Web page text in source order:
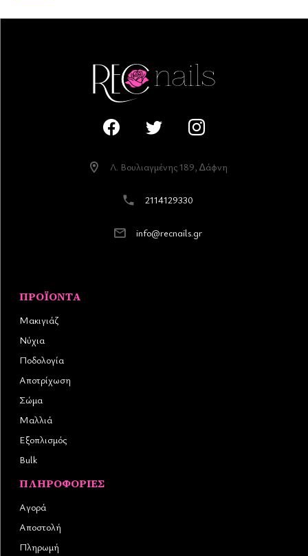
Λ. Βουλιαγµένης 189, ∆άφνη
2114129330
info@recnails.gr
ΠΡΟΪΌΝΤΑ
Μακιγιάζ
Νύχια
Ποδολογία
Αποτρίχωση
Σώμα
Μαλλιά
Εξοπλισμός
Bulk
ΠΛΗΡΟΦΟΡΊΕΣ
Αγορά
Αποστολή
Πληρωμή